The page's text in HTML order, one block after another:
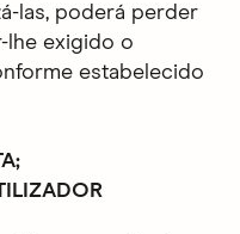
las, poderá perder
lhe exigido o
estabelecido